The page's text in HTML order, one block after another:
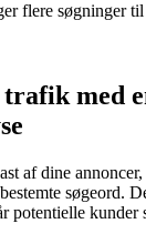
flere søgninger
med
af dine
søgeord.
potentielle kunder